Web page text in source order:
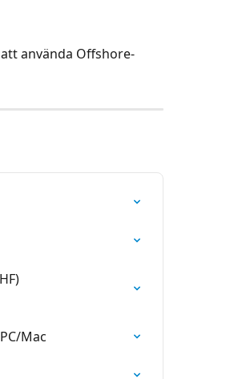
använda Offshore-
Mac